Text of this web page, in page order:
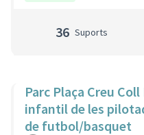
36 Suports
Parc Plaça Creu
infantil de les
de futbol/basquet